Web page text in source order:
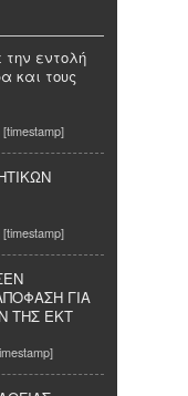
εντολή
και τους
ΓΙΑ
ΤΗΣ ΕΚΤ